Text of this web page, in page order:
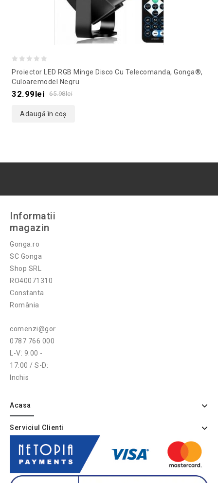
out
of
Proiector LED RGB Minge Disco Cu Telecomanda, Gonga®,
Culoaremodel Negru
65.98lei
32.99lei
Adaugă în coș
Informatii
magazin
Gonga.ro
SC Gonga
Shop SRL
RO40071310
Constanta
România
comenzi@gonga.ro
0787 766 000
L-V: 9:00 -
17:00 / S-D:
Inchis
Acasa
Serviciul Clienti